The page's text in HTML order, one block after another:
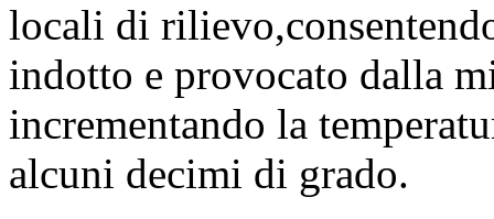
locali di
indotto e provocato dalla
incrementando la
alcuni decimi di grado.